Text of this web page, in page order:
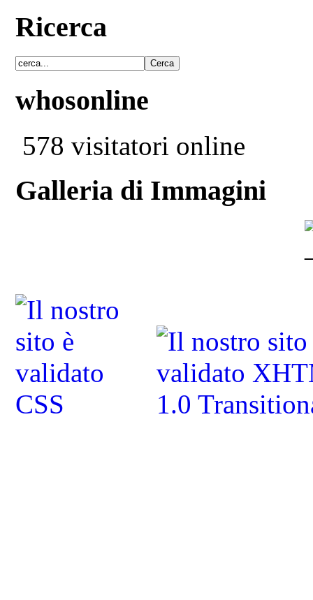
Ricerca
whosonline
578 visitatori online
Galleria di Immagini